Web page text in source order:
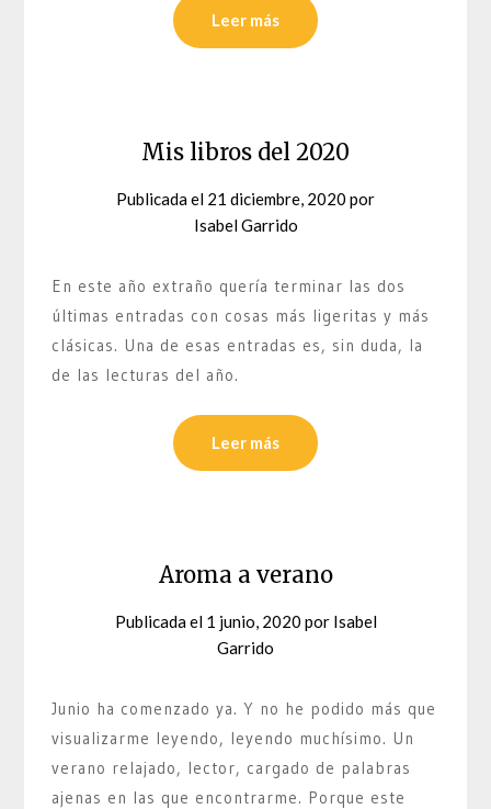
Leer más
Mis libros del 2020
Publicada el 21 diciembre, 2020 por
Isabel Garrido
En este año extraño quería terminar las dos
últimas entradas con cosas más ligeritas y más
clásicas. Una de esas entradas es, sin duda, la
de las lecturas del año.
Leer más
Aroma a verano
Publicada el 1 junio, 2020 por Isabel
Garrido
Junio ha comenzado ya. Y no he podido más que
visualizarme leyendo, leyendo muchísimo. Un
verano relajado, lector, cargado de palabras
ajenas en las que encontrarme. Porque este